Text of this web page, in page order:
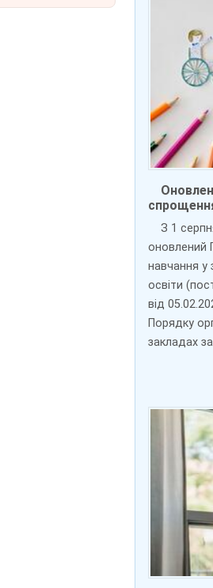
З 1
оновлений
навчання у
освіти
від
Порядку
закладах